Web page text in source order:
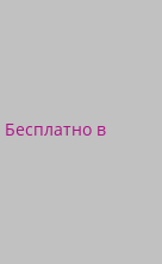
Бесплатно в